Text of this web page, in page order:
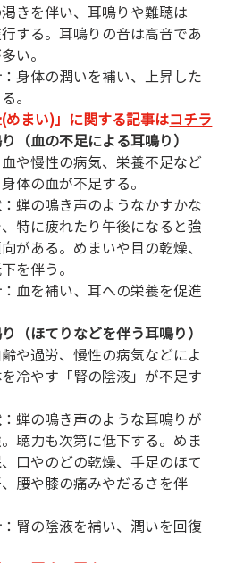
きを伴い、耳鳴りや難聴は
する。耳鳴りの音は高音であ
い。
：身体の潤いを補い、上昇した
。
まい)」に関する記事はコチラ
（血の不足による耳鳴り）
血や慢性の病気、栄養不足など
体の血が不足する。
：蝉の鳴き声のようなかすかな
特に疲れたり午後になると強
がある。めまいや目の乾燥、
を伴う。
：血を補い、耳への栄養を促進
（ほてりなどを伴う耳鳴り）
齢や過労、慢性の病気などによ
を冷やす「腎の陰液」が不足す
：蝉の鳴き声のような耳鳴りが
聴力も次第に低下する。めま
口やのどの乾燥、手足のほて
、腰や膝の痛みやだるさを伴
：腎の陰液を補い、潤いを回復